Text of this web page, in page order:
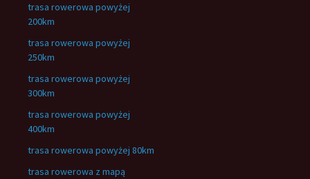
trasa rowerowa powyżej
200km
trasa rowerowa powyżej
250km
trasa rowerowa powyżej
300km
trasa rowerowa powyżej
400km
trasa rowerowa powyżej 80km
trasa rowerowa z mapą